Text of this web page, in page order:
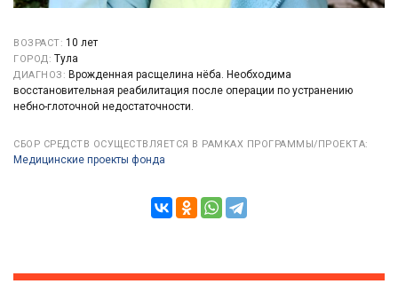
ВОЗРАСТ: 10 лет
ГОРОД: Тула
ДИАГНОЗ: Врожденная расщелина нёба. Необходима
восстановительная реабилитация после операции по устранению
небно-глоточной недостаточности.
СБОР СРЕДСТВ ОСУЩЕСТВЛЯЕТСЯ В РАМКАХ ПРОГРАММЫ/ПРОЕКТА:
Медицинские проекты фонда